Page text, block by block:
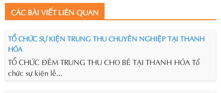
CÁC BÀI VIẾT LIÊN QUAN
TỔ CHỨC SỰ KIỆN TRUNG THU CHUYÊN NGHIỆP TẠI THANH
HÓA
TỔ CHỨC ĐÊM TRUNG THU CHO BÉ TẠI THANH HÓA Tổ
chức sự kiện lễ...